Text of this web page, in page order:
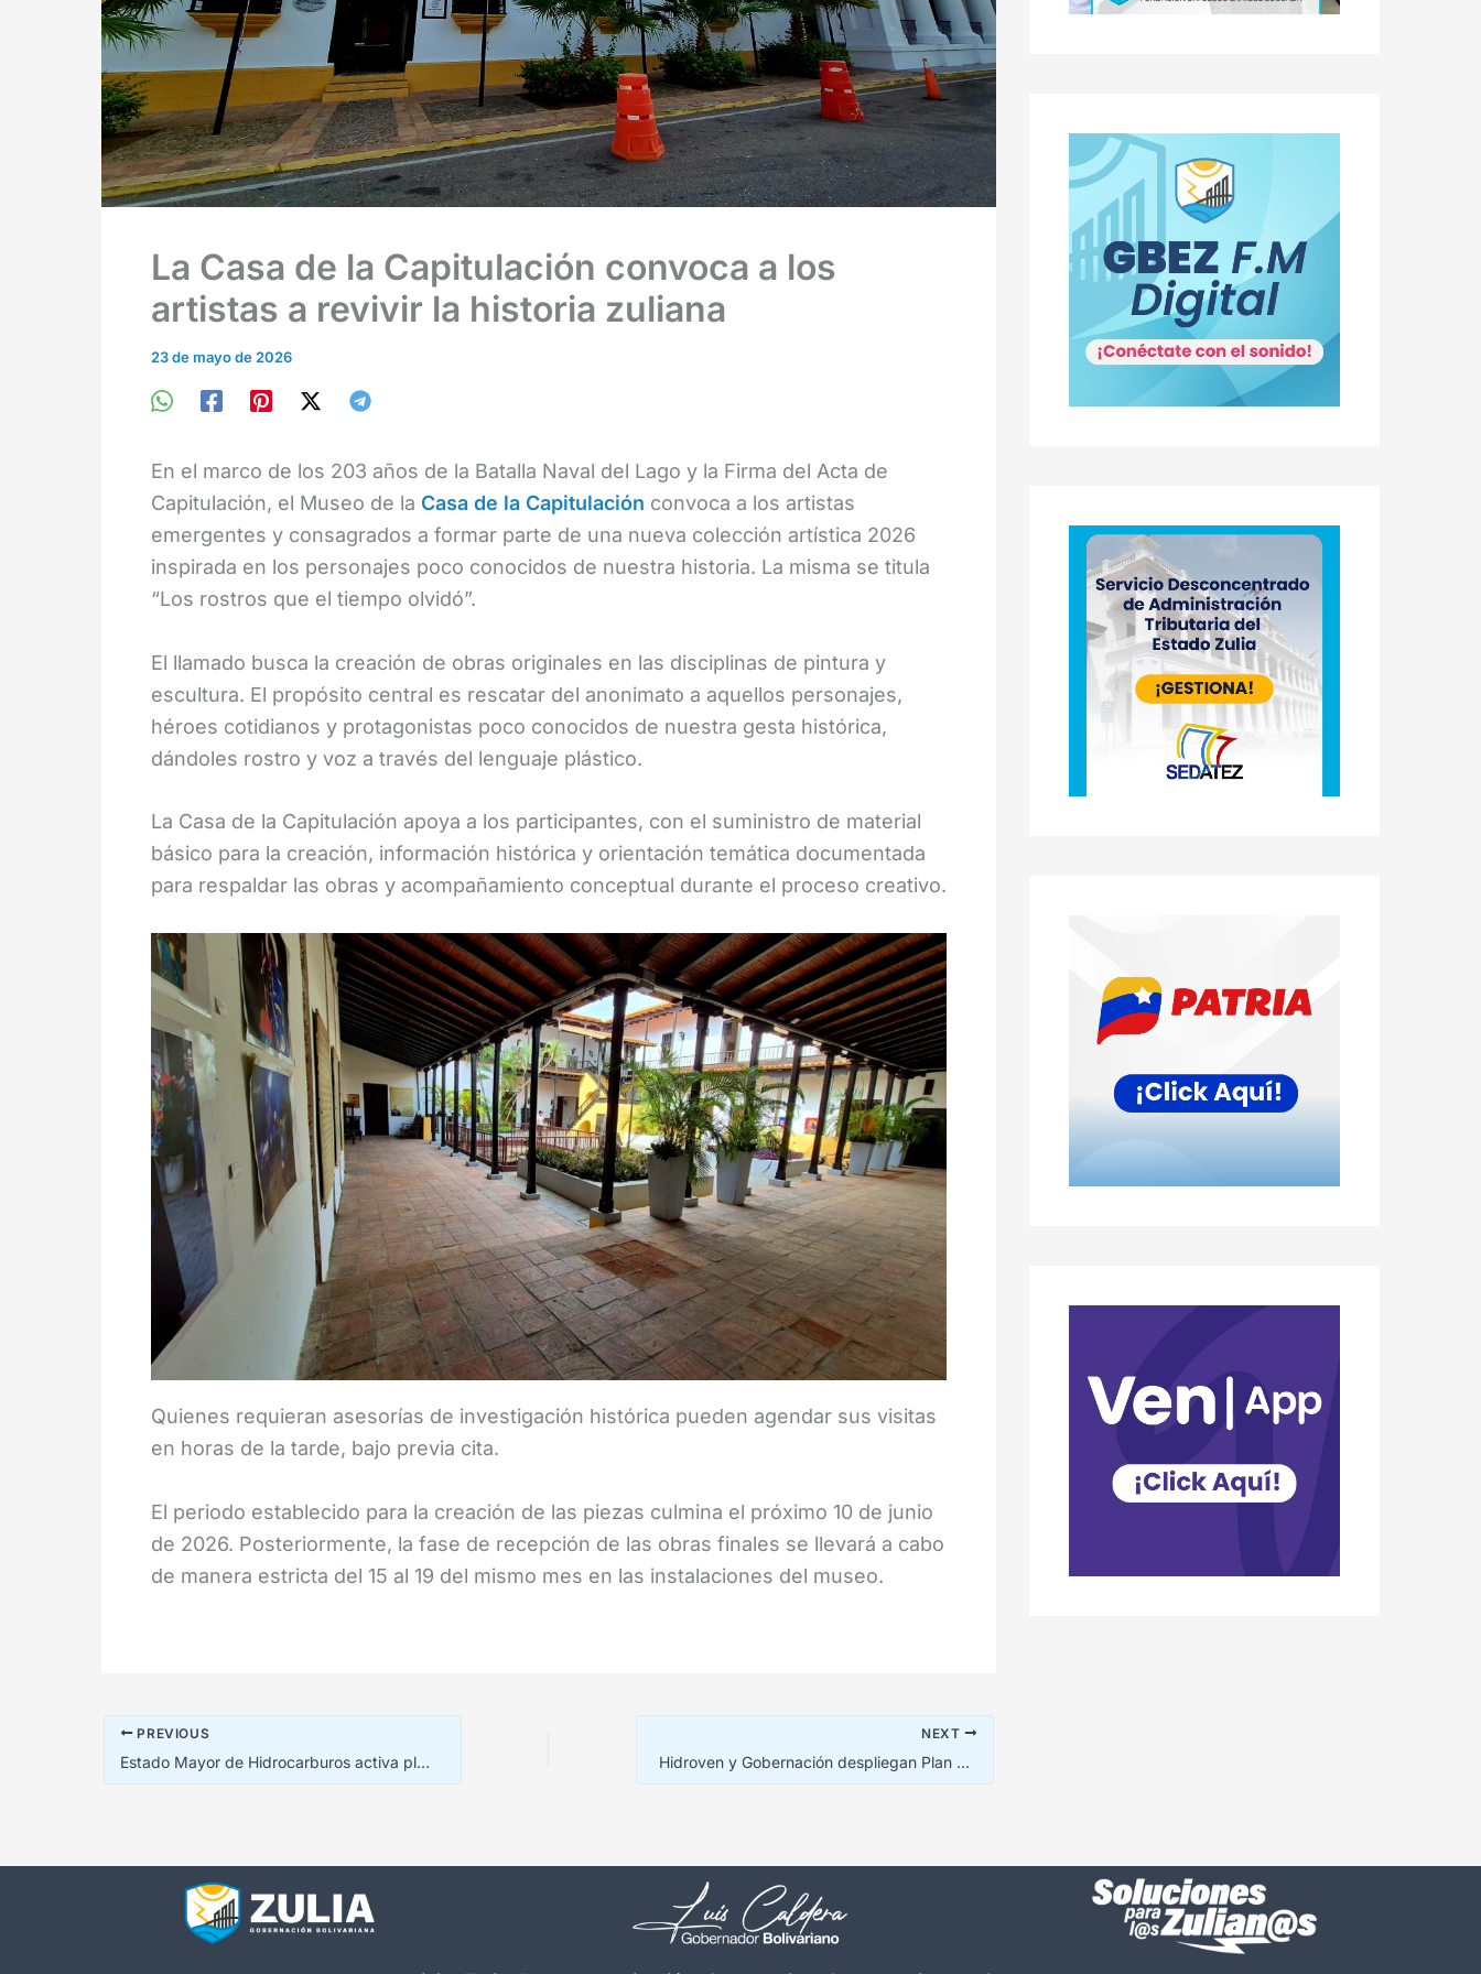
La Casa de la Capitulación convoca a los
artistas a revivir la historia zuliana
23 de mayo de 2026
En el marco de los 203 años de la Batalla Naval del Lago y la Firma del Acta de
Capitulación, el Museo de la Casa de la Capitulación convoca a los artistas
emergentes y consagrados a formar parte de una nueva colección artística 2026
inspirada en los personajes poco conocidos de nuestra historia. La misma se titula
“Los rostros que el tiempo olvidó”.
El llamado busca la creación de obras originales en las disciplinas de pintura y
escultura. El propósito central es rescatar del anonimato a aquellos personajes,
héroes cotidianos y protagonistas poco conocidos de nuestra gesta histórica,
dándoles rostro y voz a través del lenguaje plástico.
La Casa de la Capitulación apoya a los participantes, con el suministro de material
básico para la creación, información histórica y orientación temática documentada
para respaldar las obras y acompañamiento conceptual durante el proceso creativo.
Quienes requieran asesorías de investigación histórica pueden agendar sus visitas
en horas de la tarde, bajo previa cita.
El periodo establecido para la creación de las piezas culmina el próximo 10 de junio
de 2026. Posteriormente, la fase de recepción de las obras finales se llevará a cabo
de manera estricta del 15 al 19 del mismo mes en las instalaciones del museo.
PREVIOUS
Estado Mayor de Hidrocarburos activa plan especial en el Zulia
NEXT
Hidroven y Gobernación despliegan Plan Cero Fugas en Maracaibo